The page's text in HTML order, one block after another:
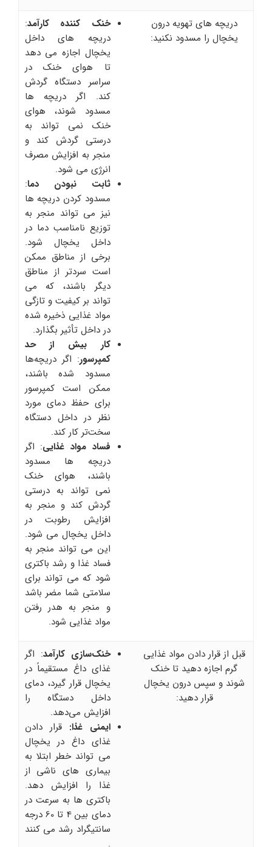
دریچه های تهویه درون
یخچال را مسدود نکنید:
خنک کننده کارآمد:
دریچه های داخل
یخچال اجازه می دهد
تا هوای خنک در
سراسر دستگاه گردش
کند. اگر دریچه ها
مسدود شوند، هوای
خنک نمی تواند به
درستی گردش کند و
منجر به افزایش مصرف
انرژی می شود.
ثابت نبودن دما:
مسدود کردن دریچه ها
نیز می تواند منجر به
توزیع نامناسب دما در
داخل یخچال شود.
برخی از مناطق ممکن
است سردتر از مناطق
دیگر باشند، که می
تواند بر کیفیت و تازگی
مواد غذایی ذخیره شده
در داخل تأثیر بگذارد.
کار بیش از حد
کمپرسور: اگر دریچه‌ها
مسدود شده باشند،
ممکن است کمپرسور
برای حفظ دمای مورد
نظر در داخل دستگاه
سخت‌تر کار کند.
فساد مواد غذایی: اگر
دریچه ها مسدود
باشند، هوای خنک
نمی تواند به درستی
گردش کند و منجر به
افزایش رطوبت در
داخل یخچال می شود.
این می تواند منجر به
فساد غذا و رشد باکتری
شود که می تواند برای
سلامتی شما مضر باشد
و منجر به هدر رفتن
مواد غذایی شود.
قبل از قرار دادن مواد غذایی
گرم اجازه دهید تا خنک
شوند و سپس درون یخچال
قرار دهید:
خنک‌سازی کارآمد: اگر
غذای داغ مستقیماً در
یخچال قرار گیرد، دمای
داخل دستگاه را
افزایش می‌دهد.
ایمنی غذا: قرار دادن
غذای داغ در یخچال
می تواند خطر ابتلا به
بیماری های ناشی از
غذا را افزایش دهد.
باکتری ها به سرعت در
دمای بین 4 تا 60 درجه
سانتیگراد رشد می کنند
.